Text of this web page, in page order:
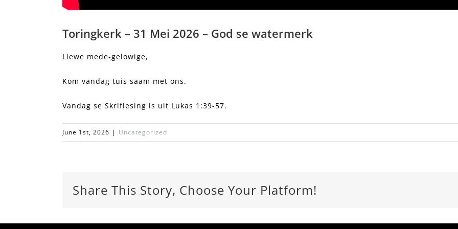
Toringkerk – 31 Mei 2026 – God se watermerk
Liewe mede-gelowige,
Kom vandag tuis saam met ons.
Vandag se Skriflesing is uit Lukas 1:39-57.
June 1st, 2026 | Uncategorized
Share This Story, Choose Your Platform!